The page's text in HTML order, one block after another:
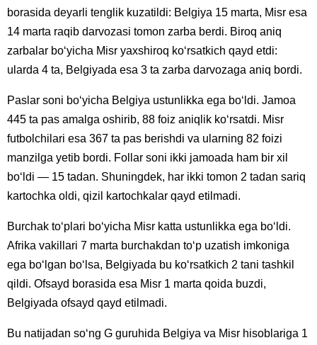
borasida deyarli tenglik kuzatildi: Belgiya 15 marta, Misr esa
14 marta raqib darvozasi tomon zarba berdi. Biroq aniq
zarbalar bo‘yicha Misr yaxshiroq ko‘rsatkich qayd etdi:
ularda 4 ta, Belgiyada esa 3 ta zarba darvozaga aniq bordi.
Paslar soni bo‘yicha Belgiya ustunlikka ega bo‘ldi. Jamoa
445 ta pas amalga oshirib, 88 foiz aniqlik ko‘rsatdi. Misr
futbolchilari esa 367 ta pas berishdi va ularning 82 foizi
manzilga yetib bordi. Follar soni ikki jamoada ham bir xil
bo‘ldi — 15 tadan. Shuningdek, har ikki tomon 2 tadan sariq
kartochka oldi, qizil kartochkalar qayd etilmadi.
Burchak to‘plari bo‘yicha Misr katta ustunlikka ega bo‘ldi.
Afrika vakillari 7 marta burchakdan to‘p uzatish imkoniga
ega bo‘lgan bo‘lsa, Belgiyada bu ko‘rsatkich 2 tani tashkil
qildi. Ofsayd borasida esa Misr 1 marta qoida buzdi,
Belgiyada ofsayd qayd etilmadi.
Bu natijadan so‘ng G guruhida Belgiya va Misr hisoblariga 1